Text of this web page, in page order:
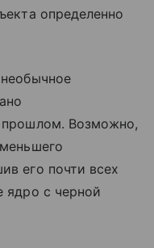
определенно
прошлом. Возможно,
его почти всех
ядро с черной